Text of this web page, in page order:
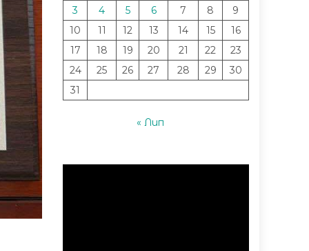
3
4 5 6 7 8
9
10
11 12 13 14 15
16
17
18 19 20 21 22
23
24
25 26 27 28 29
30
31
« Лип